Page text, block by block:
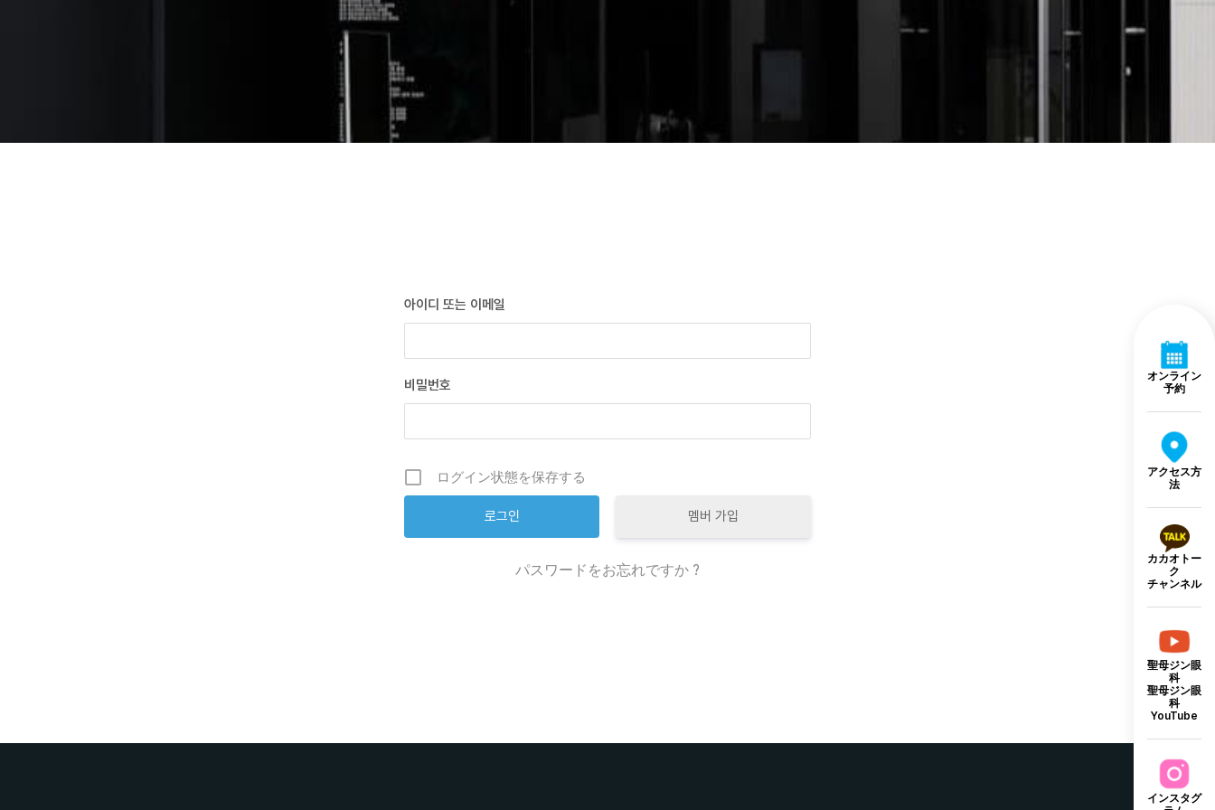
아이디 또는 이메일
비밀번호
ログイン状態を保存する
멤버 가입
パスワードをお忘れですか ?
オンライン
予約
アクセス方
法
カカオトー
ク
チャンネル
聖母ジン眼
科
聖母ジン眼
科
YouTube
インスタグ